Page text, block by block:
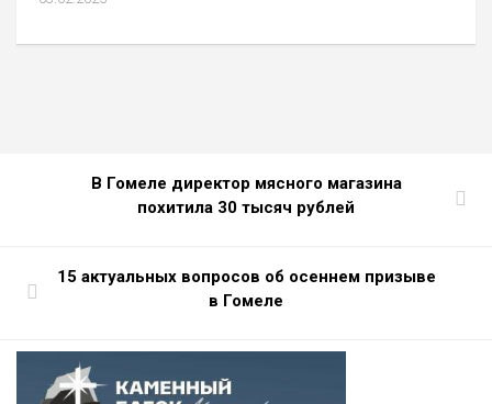
В Гомеле директор мясного магазина
похитила 30 тысяч рублей
15 актуальных вопросов об осеннем призыве
в Гомеле